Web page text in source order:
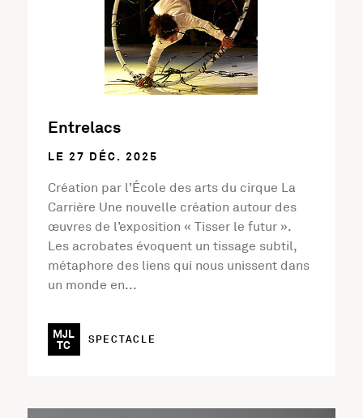
Entrelacs
LE 27 DÉC. 2025
Création par l’École des arts du cirque La
Carrière Une nouvelle création autour des
œuvres de l’exposition « Tisser le futur ».
Les acrobates évoquent un tissage subtil,
métaphore des liens qui nous unissent dans
un monde en...
MJL
TC
SPECTACLE